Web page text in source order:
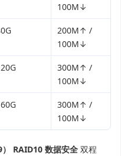
100M↓
200M↑ /
100M↓
300M↑ /
100M↓
300M↑ /
100M↓
RAID10 数据安全 双程